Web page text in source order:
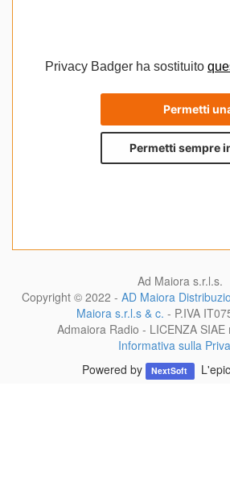
Ad Maiora s.r.l.s.
Copyright © 2022 - AD Maiora
Maiora s.r.l.s & c. - P.IVA
Admaiora Radio - LICENZA SIAE
Informativa sulla
Powered by NextSoft